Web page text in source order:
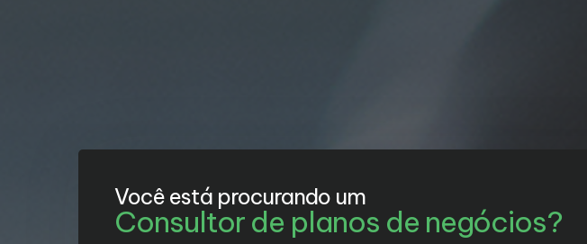
Você está procurando um
Consultor de planos de negócios?